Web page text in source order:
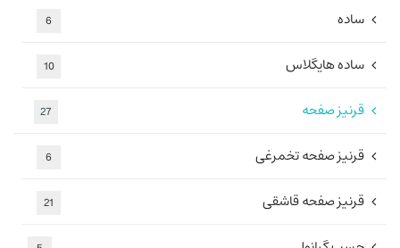
ساده 6
ساده هایگلاس 10
قرنیز صفحه 27
قرنیز صفحه تخمرغی 6
قرنیز صفحه قاشقی 21